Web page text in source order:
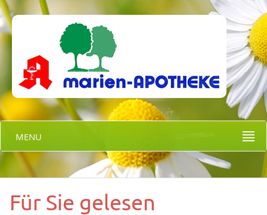
MENU
Für Sie gelesen